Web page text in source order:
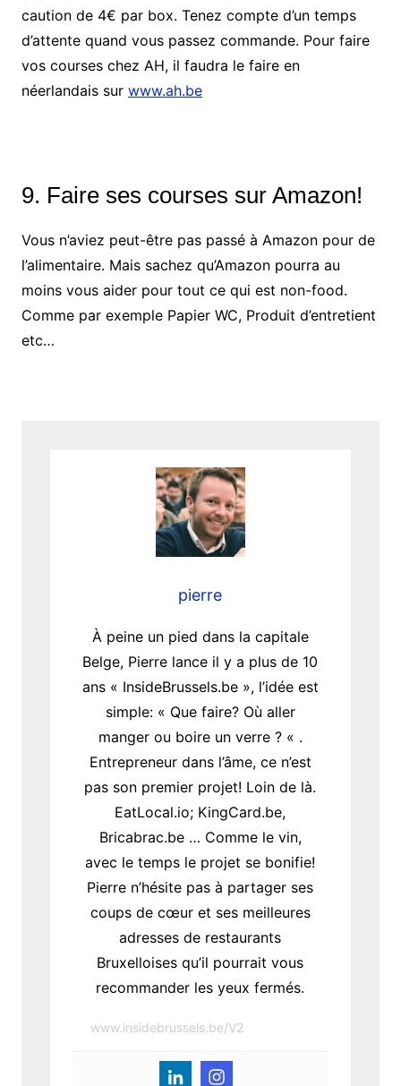
caution de 4€ par box. Tenez compte d’un temps
d’attente quand vous passez commande. Pour faire
vos courses chez AH, il faudra le faire en
néerlandais sur www.ah.be
9. Faire ses courses sur Amazon!
Vous n’aviez peut-être pas passé à Amazon pour de
l’alimentaire. Mais sachez qu’Amazon pourra au
moins vous aider pour tout ce qui est non-food.
Comme par exemple Papier WC, Produit d’entretient
etc…
pierre
À peine un pied dans la capitale
Belge, Pierre lance il y a plus de 10
ans « InsideBrussels.be », l’idée est
simple: « Que faire? Où aller
manger ou boire un verre ? « .
Entrepreneur dans l’âme, ce n’est
pas son premier projet! Loin de là.
EatLocal.io; KingCard.be,
Bricabrac.be … Comme le vin,
avec le temps le projet se bonifie!
Pierre n’hésite pas à partager ses
coups de cœur et ses meilleures
adresses de restaurants
Bruxelloises qu’il pourrait vous
recommander les yeux fermés.
www.insidebrussels.be/V2